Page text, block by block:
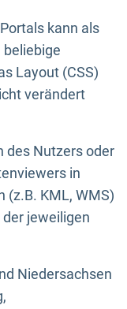
kann als
beliebige
Layout (CSS)
verändert
des Nutzers oder
in
(z.B. KML, WMS)
jeweiligen
Niedersachsen